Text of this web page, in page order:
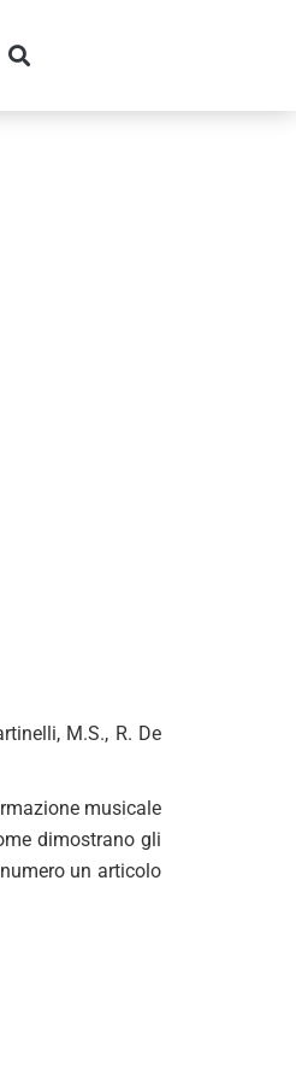
M.S., R. De
musicale
dimostrano gli
un articolo